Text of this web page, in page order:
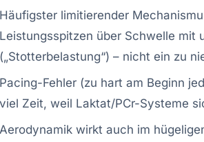
Häufigster limitierender
Leistungsspitzen über Schwelle mit
(„Stotterbelastung“) – nicht ein zu
Pacing-Fehler (zu hart am Beginn
viel Zeit, weil Laktat/PCr-Systeme
Aerodynamik wirkt auch im